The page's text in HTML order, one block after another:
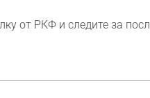
от РКФ и следите за